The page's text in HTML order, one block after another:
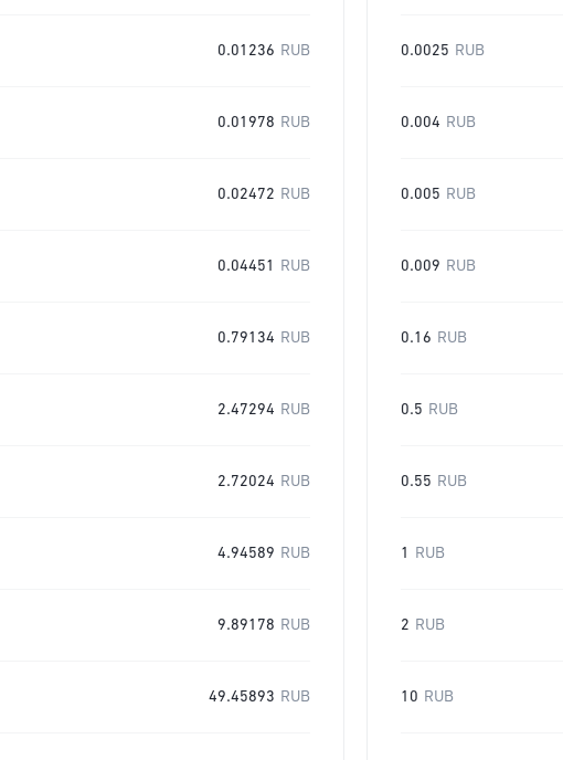
0.01236 RUB
0.01978 RUB
0.02472 RUB
0.04451 RUB
0.79134 RUB
2.47294 RUB
2.72024 RUB
4.94589 RUB
9.89178 RUB
49.45893 RUB
0.0025 RUB
0.004 RUB
0.005 RUB
0.009 RUB
0.16 RUB
0.5 RUB
0.55 RUB
1 RUB
2 RUB
10 RUB